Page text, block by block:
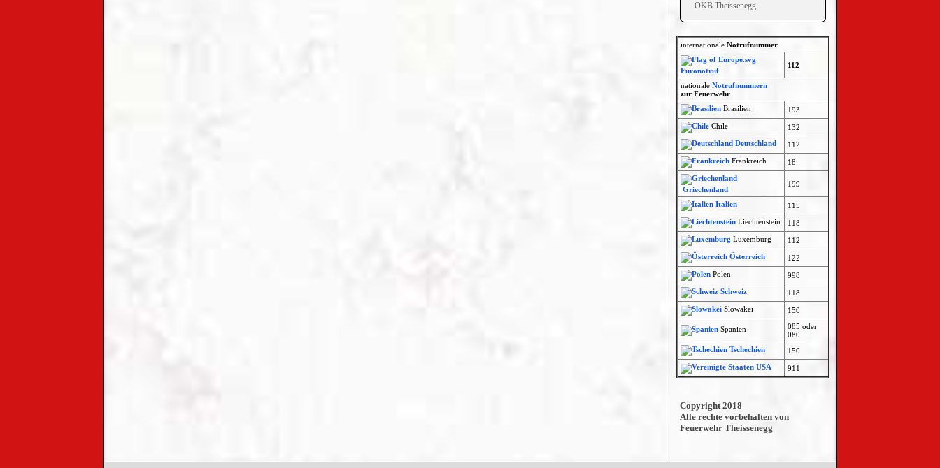
ÖKB Theissenegg
internationale Notrufnummer
Euronotruf
112
nationale Notrufnummern
zur Feuerwehr
Brasilien
193
Chile
132
Deutschland
112
Frankreich
18
Griechenland
199
Italien
115
Liechtenstein
118
Luxemburg
112
Österreich
122
Polen
998
Schweiz
118
Slowakei
150
Spanien
085 oder
080
Tschechien
150
USA
911
Copyright 2018
Alle rechte vorbehalten von
Feuerwehr Theissenegg